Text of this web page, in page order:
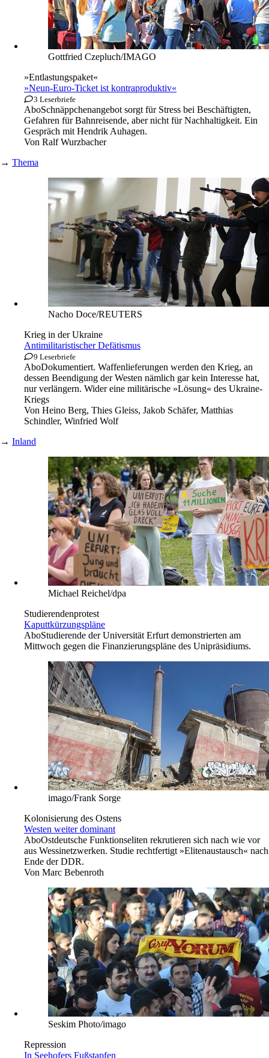
Gottfried Czepluch/IMAGO
»Entlastungspaket«
»Neun-Euro-Ticket ist kontraproduktiv«
3 Leserbriefe
AboSchnäppchenangebot sorgt für Stress bei Beschäftigten,
Gefahren für Bahnreisende, aber nicht für Nachhaltigkeit. Ein
Gespräch mit Hendrik Auhagen.
Von Ralf Wurzbacher
→ Thema
Nacho Doce/REUTERS
Krieg in der Ukraine
Antimilitaristischer Defätismus
9 Leserbriefe
AboDokumentiert. Waffenlieferungen werden den Krieg, an
dessen Beendigung der Westen nämlich gar kein Interesse hat,
nur verlängern. Wider eine militärische »Lösung« des Ukraine-
Kriegs
Von Heino Berg, Thies Gleiss, Jakob Schäfer, Matthias
Schindler, Winfried Wolf
→ Inland
Michael Reichel/dpa
Studierendenprotest
Kaputtkürzungspläne
AboStudierende der Universität Erfurt demonstrierten am
Mittwoch gegen die Finanzierungspläne des Unipräsidiums.
imago/Frank Sorge
Kolonisierung des Ostens
Westen weiter dominant
AboOstdeutsche Funktionseliten rekrutieren sich nach wie vor
aus Wessinetzwerken. Studie rechtfertigt »Elitenaustausch« nach
Ende der DDR.
Von Marc Bebenroth
Seskim Photo/imago
Repression
In Seehofers Fußstapfen